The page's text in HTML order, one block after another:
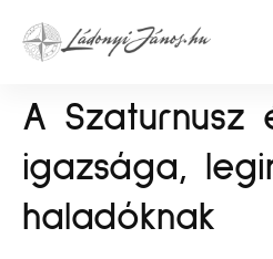
A Szaturnusz
igazsága,
haladóknak